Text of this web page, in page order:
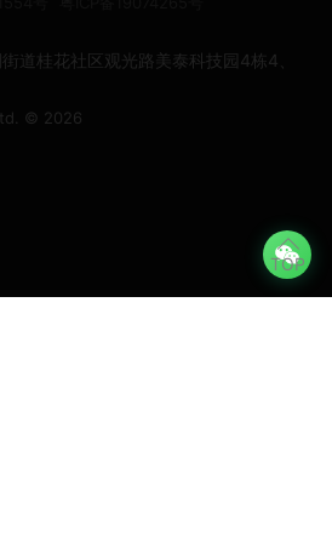
TOP
道桂花社区观光路美泰科技园4栋4、
© 2026